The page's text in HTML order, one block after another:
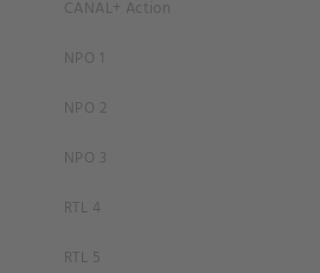
CANAL+ Action
NPO 1
NPO 2
NPO 3
RTL 4
RTL 5